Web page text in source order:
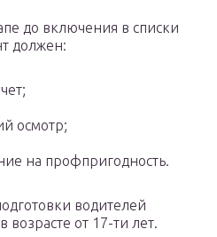
до включения в списки
должен:
осмотр;
на профпригодность.
водителей
от 17-ти лет.